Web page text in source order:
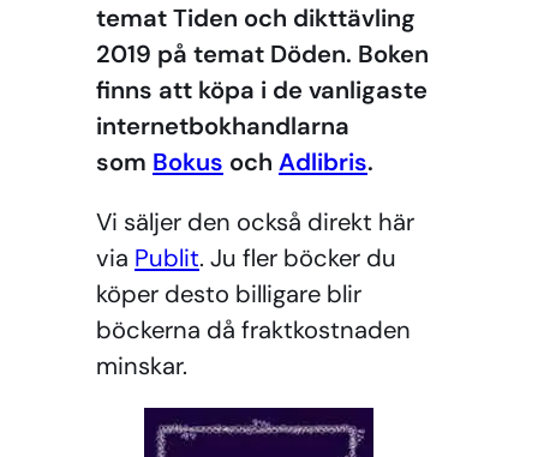
temat Tiden och dikttävling
2019 på temat Döden. Boken
finns att köpa i de vanligaste
internetbokhandlarna
som Bokus och Adlibris.
Vi säljer den också direkt här
via Publit. Ju fler böcker du
köper desto billigare blir
böckerna då fraktkostnaden
minskar.